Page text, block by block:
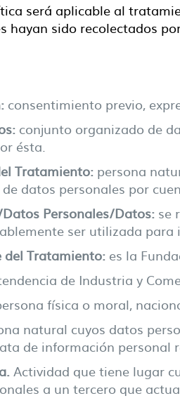
será aplicable al
hayan sido recolectados
consentimiento previo,
conjunto organizado de
ésta.
Tratamiento: persona
datos personales por
Personales/Datos: se
ser utilizada
del Tratamiento: es la
de Industria y
física o moral,
natural cuyos datos
de información personal
Actividad que tiene lugar
a un tercero que